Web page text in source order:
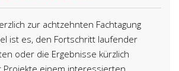
zur achtzehnten Fachtagung
ist es, den Fortschritt laufender
oder die Ergebnisse kürzlich